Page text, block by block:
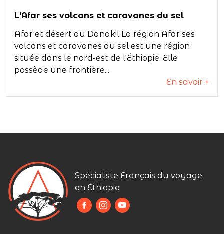
L'Afar ses volcans et caravanes du sel
Afar et désert du Danakil La région Afar ses
volcans et caravanes du sel est une région
située dans le nord-est de l'Éthiopie. Elle
possède une frontière...
En savoir +
Spécialiste Français du voyage
en Éthiopie